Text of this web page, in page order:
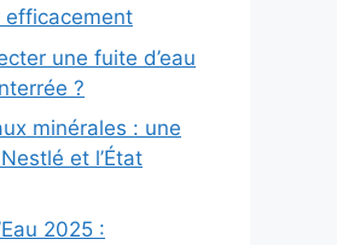
efficacement
une fuite d’eau
?
minérales : une
et l’État
2025 :